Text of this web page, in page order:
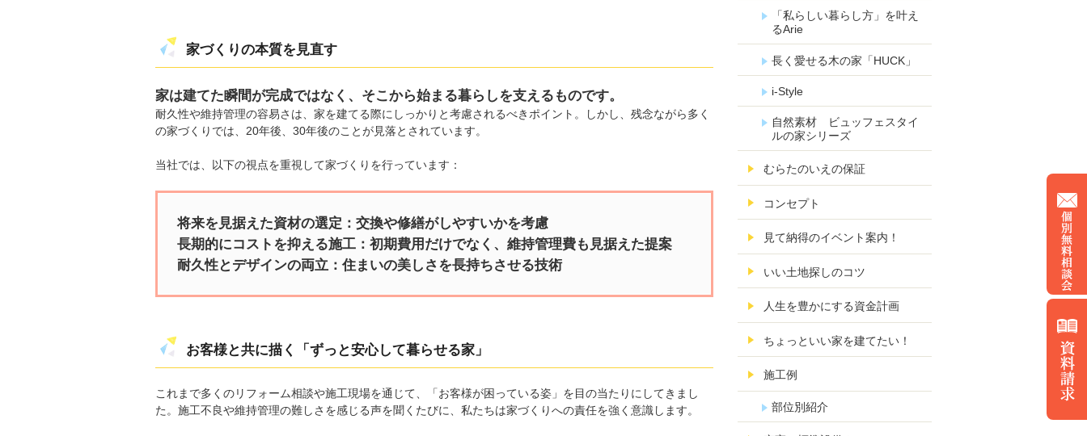
家づくりの本質を見直す
家は建てた瞬間が完成ではなく、そこから始まる暮らしを支えるものです。
耐久性や維持管理の容易さは、家を建てる際にしっかりと考慮されるべきポイント。しかし、残念ながら多く
の家づくりでは、20年後、30年後のことが見落とされています。
当社では、以下の視点を重視して家づくりを行っています：
将来を見据えた資材の選定：交換や修繕がしやすいかを考慮
長期的にコストを抑える施工：初期費用だけでなく、維持管理費も見据えた提案
耐久性とデザインの両立：住まいの美しさを長持ちさせる技術
お客様と共に描く「ずっと安心して暮らせる家」
これまで多くのリフォーム相談や施工現場を通じて、「お客様が困っている姿」を目の当たりにしてきまし
た。施工不良や維持管理の難しさを感じる声を聞くたびに、私たちは家づくりへの責任を強く意識します。
「私らしい暮らし方」を叶え
るArie
長く愛せる木の家「HUCK」
i-Style
自然素材 ビュッフェスタイ
ルの家シリーズ
むらたのいえの保証
コンセプト
見て納得のイベント案内！
いい土地探しのコツ
人生を豊かにする資金計画
ちょっといい家を建てたい！
施工例
部位別紹介